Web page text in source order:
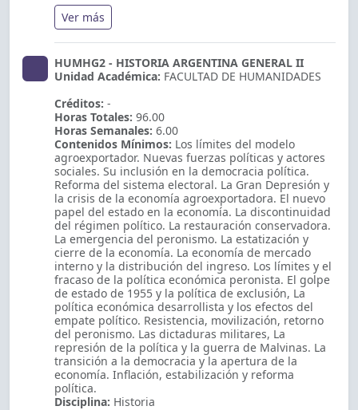
Ver más
HUMHG2 - HISTORIA ARGENTINA GENERAL II
Unidad Académica: FACULTAD DE HUMANIDADES
Créditos: -
Horas Totales: 96.00
Horas Semanales: 6.00
Contenidos Mínimos: Los límites del modelo
agroexportador. Nuevas fuerzas políticas y actores
sociales. Su inclusión en la democracia política.
Reforma del sistema electoral. La Gran Depresión y
la crisis de la economía agroexportadora. El nuevo
papel del estado en la economía. La discontinuidad
del régimen político. La restauración conservadora.
La emergencia del peronismo. La estatización y
cierre de la economía. La economía de mercado
interno y la distribución del ingreso. Los límites y el
fracaso de la política económica peronista. El golpe
de estado de 1955 y la política de exclusión, La
política económica desarrollista y los efectos del
empate político. Resistencia, movilización, retorno
del peronismo. Las dictaduras militares, La
represión de la política y la guerra de Malvinas. La
transición a la democracia y la apertura de la
economía. Inflación, estabilización y reforma
política.
Disciplina: Historia